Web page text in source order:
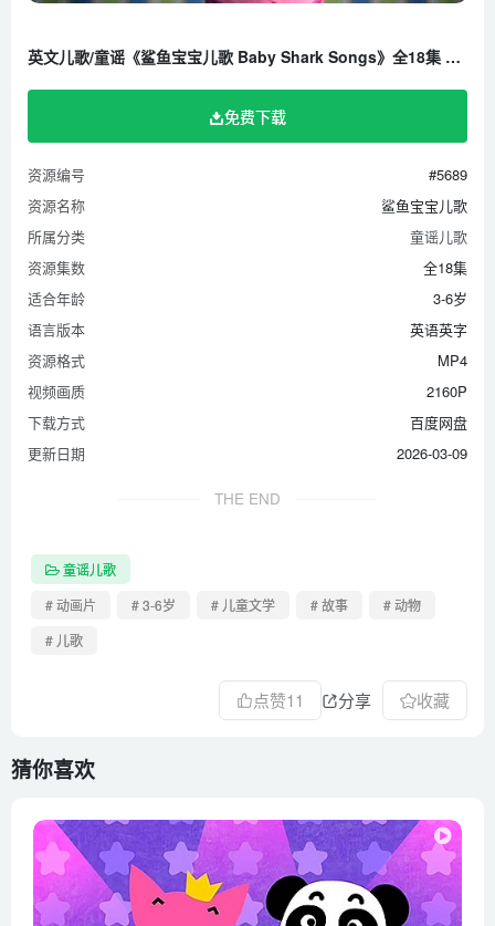
Run Away, Baby Shark !–Animal Songs–PINKFONG Songs
英文儿歌/童谣《鲨鱼宝宝儿歌 Baby Shark Songs》全18集 英语英字 1080P/MP4/851.9M 百度云网盘下载
免费下载
资源编号
#5689
资源名称
鲨鱼宝宝儿歌
所属分类
童谣儿歌
资源集数
全18集
适合年龄
3-6岁
语言版本
英语英字
资源格式
MP4
视频画质
2160P
下载方式
百度网盘
更新日期
2026-03-09
THE END
童谣儿歌
# 动画片
# 3-6岁 # 儿童文学 # 故事
# 动物
# 儿歌
点赞11 分享 收藏
猜你喜欢